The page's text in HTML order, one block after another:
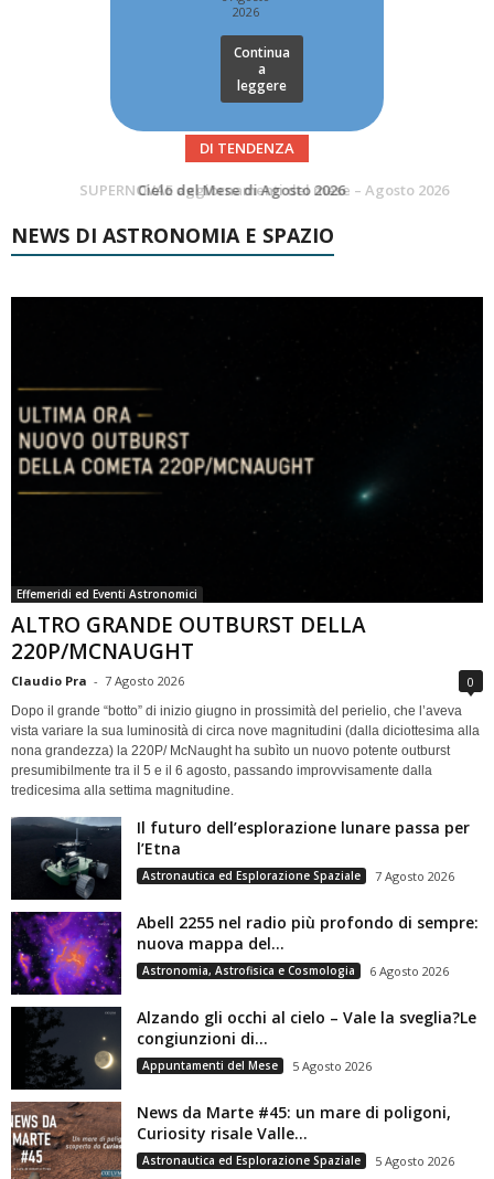
2026
Continua
a
leggere
DI TENDENZA
SUPERNOVAE aggiornamenti del mese – Agosto 2026
Le Comete del mese di Agosto: LA 10P/TEMPEL AL PERIELIO
NEWS DI ASTRONOMIA E SPAZIO
Effemeridi ed Eventi Astronomici
ALTRO GRANDE OUTBURST DELLA
220P/MCNAUGHT
Claudio Pra - 7 Agosto 2026 0
Dopo il grande “botto” di inizio giugno in prossimità del perielio, che l’aveva
vista variare la sua luminosità di circa nove magnitudini (dalla diciottesima alla
nona grandezza) la 220P/ McNaught ha subìto un nuovo potente outburst
presumibilmente tra il 5 e il 6 agosto, passando improvvisamente dalla
tredicesima alla settima magnitudine.
Il futuro dell’esplorazione lunare passa per
l’Etna
Astronautica ed Esplorazione Spaziale 7 Agosto 2026
Abell 2255 nel radio più profondo di sempre:
nuova mappa del...
Astronomia, Astrofisica e Cosmologia 6 Agosto 2026
Alzando gli occhi al cielo – Vale la sveglia?Le
congiunzioni di...
Appuntamenti del Mese 5 Agosto 2026
News da Marte #45: un mare di poligoni,
Curiosity risale Valle...
Astronautica ed Esplorazione Spaziale 5 Agosto 2026